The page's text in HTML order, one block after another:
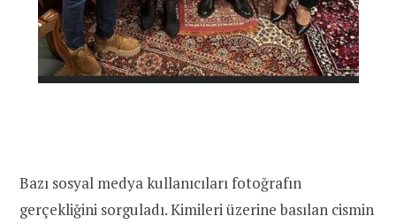
Bazı sosyal medya kullanıcıları fotoğrafın
gerçekliğini sorguladı. Kimileri üzerine basılan cismin